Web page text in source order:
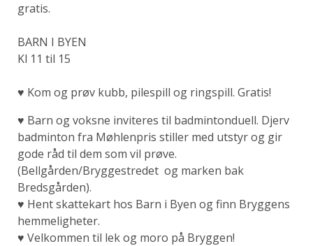
gratis.
BARN I BYEN
Kl 11 til 15
♥ Kom og prøv kubb, pilespill og ringspill. Gratis!
♥ Barn og voksne inviteres til badmintonduell. Djerv
badminton fra Møhlenpris stiller med utstyr og gir
gode råd til dem som vil prøve.
(Bellgården/Bryggestredet og marken bak
Bredsgården).
♥ Hent skattekart hos Barn i Byen og finn Bryggens
hemmeligheter.
♥ Velkommen til lek og moro på Bryggen!